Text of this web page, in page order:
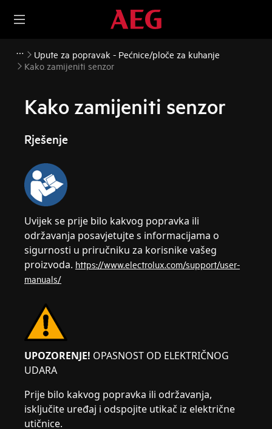
Upute za popravak - Pećnice/ploče za kuhanje
Kako zamijeniti senzor
Kako zamijeniti senzor
Rješenje
Uvijek se prije bilo kakvog popravka ili
održavanja posavjetujte s informacijama o
sigurnosti u priručniku za korisnike vašeg
proizvoda. https://www.electrolux.com/support/user-
manuals/
UPOZORENJE! OPASNOST OD ELEKTRIČNOG
UDARA
Prije bilo kakvog popravka ili održavanja,
isključite uređaj i odspojite utikač iz električne
utičnice.